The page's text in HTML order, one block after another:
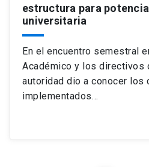
estructura para
universitaria
En el encuentro semestral
Académico y los directivos
autoridad dio a conocer los
implementados…